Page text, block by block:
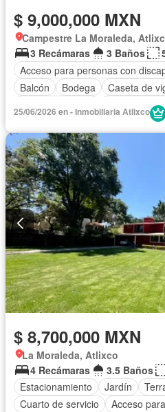
$ 9,000,000 MXN
Campestre La Moraleda,
3 Recámaras
3 Baños
Acceso para personas con
Balcón
Bodega Caseta de
Cocina integral
Electricidad
Internet
Jardín Recámara
Televisión por cable
Terraza
Sin amueblar
25/06/2026 en - Inmobiliaria Atlixco
$ 8,700,000 MXN
La Moraleda, Atlixco
4 Recámaras
3.5 Baños
Estacionamiento
Jardín
Cuarto de servicio
Acceso